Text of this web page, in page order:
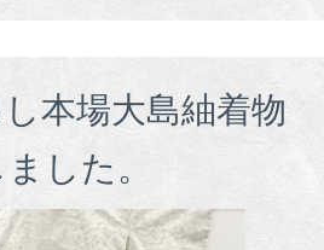
本場大島紬着物
した。